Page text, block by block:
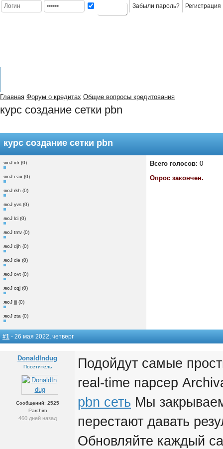
Забыли пароль? Регистрация
Главная Форум о кредитах Общие вопросы кредитования
курс создание сетки pbn
курс создание сетки pbn
яюJ idr (0)
яюJ eax (0)
яюJ rkh (0)
яюJ yvs (0)
яюJ lci (0)
яюJ tmv (0)
яюJ djh (0)
яюJ cle (0)
яюJ ovt (0)
яюJ cqj (0)
яюJ jjj (0)
яюJ zta (0)
Всего голосов: 0
Опрос закончен.
#1 - 26 мая 2022, четверг
DonaldIndug
Посетитель
Сообщений: 2525
Parchim
460 дней назад
Подойдут самые
real-time парсер
pbn сеть Мы
перестают давать
Обновляйте каждый